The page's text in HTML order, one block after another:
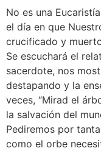
No es una
el día en que
crucificado y
Se escuchará el
sacerdote, nos
destapando y la
veces, “Mirad el
la salvación del
Pediremos por
como el orbe